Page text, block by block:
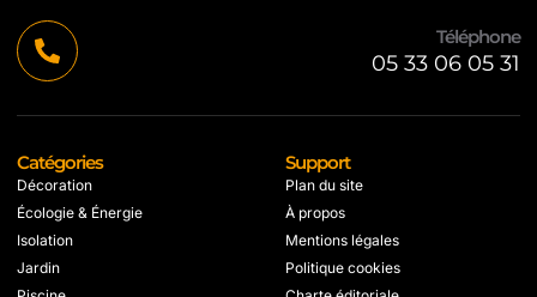
Téléphone
05 33 06 05 31
Catégories
Décoration
Écologie & Énergie
Isolation
Jardin
Support
Plan du site
À propos
Mentions légales
Politique cookies